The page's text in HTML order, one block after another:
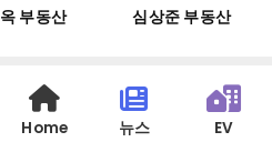
부동산 심상준 부동산
Home 뉴스 EV